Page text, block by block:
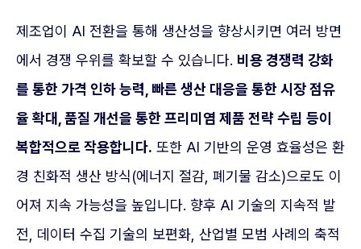
제조업이 AI 전환을 통해 생산성을 향상시키면 여러 방면
에서 경쟁 우위를 확보할 수 있습니다. 비용 경쟁력 강화
를 통한 가격 인하 능력, 빠른 생산 대응을 통한 시장 점유
율 확대, 품질 개선을 통한 프리미염 제품 전략 수립 등이
복합적으로 작용합니다. 또한 AI 기반의 운영 효율성은 환
경 친화적 생산 방식(에너지 절감, 폐기물 감소)으로도 이
어져 지속 가능성을 높입니다. 향후 AI 기술의 지속적 발
전, 데이터 수집 기술의 보편화, 산업별 모범 사례의 축적